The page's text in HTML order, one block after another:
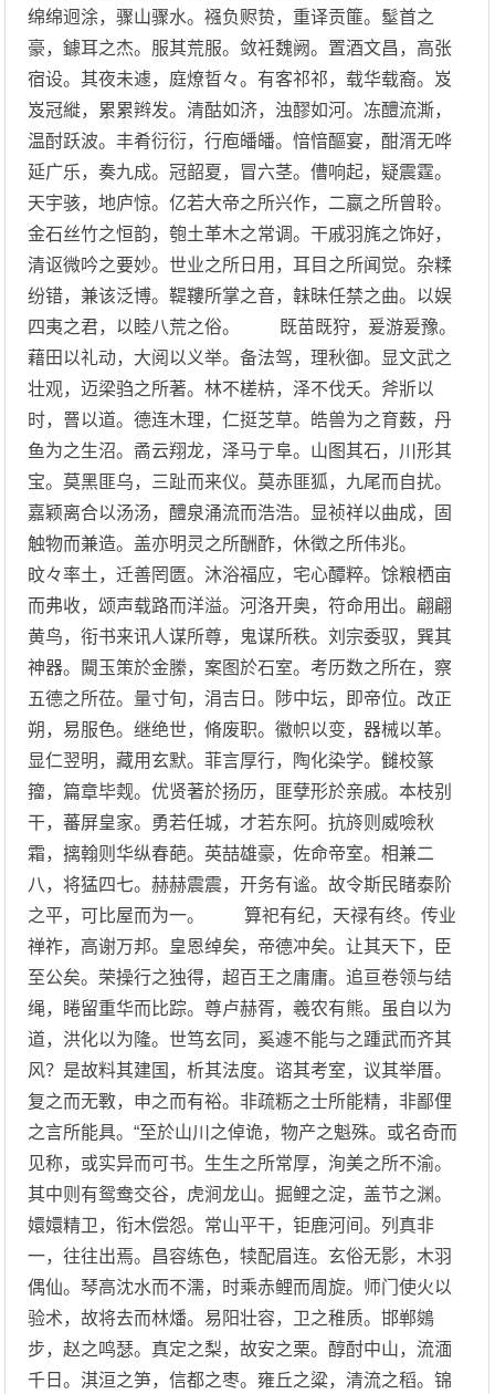
绵绵迥涂，骤山骤水。襁负赆贽，重译贡篚。髽首之
豪，鐻耳之杰。服其荒服。敛衽魏阙。置酒文昌，高张
宿设。其夜未遽，庭燎晢々。有客祁祁，载华载裔。岌
岌冠縰，累累辫发。清酤如济，浊醪如河。冻醴流澌，
温酎跃波。丰肴衍衍，行庖皤皤。愔愔醧宴，酣湑无哗
延广乐，奏九成。冠韶夏，冒六茎。傮响起，疑震霆。
天宇骇，地庐惊。亿若大帝之所兴作，二嬴之所曾聆。
金石丝竹之恒韵，匏土革木之常调。干戚羽旄之饰好，
清讴微吟之要妙。世业之所日用，耳目之所闻觉。杂糅
纷错，兼该泛博。鞮鞻所掌之音，韎昧任禁之曲。以娱
四夷之君，以睦八荒之俗。 既苗既狩，爰游爰豫。
藉田以礼动，大阅以义举。备法驾，理秋御。显文武之
壮观，迈梁驺之所著。林不槎枿，泽不伐夭。斧斨以
时，罾以道。德连木理，仁挺芝草。皓兽为之育薮，丹
鱼为之生沼。矞云翔龙，泽马亍阜。山图其石，川形其
宝。莫黑匪乌，三趾而来仪。莫赤匪狐，九尾而自扰。
嘉颖离合以汤汤，醴泉涌流而浩浩。显祯祥以曲成，固
触物而兼造。盖亦明灵之所酬酢，休徵之所伟兆。
旼々率土，迁善罔匮。沐浴福应，宅心醰粹。馀粮栖亩
而弗收，颂声载路而洋溢。河洛开奥，符命用出。翩翩
黄鸟，衔书来讯人谋所尊，鬼谋所秩。刘宗委驭，巽其
神器。闚玉策於金縢，案图於石室。考历数之所在，察
五德之所莅。量寸旬，涓吉日。陟中坛，即帝位。改正
朔，易服色。继绝世，脩废职。徽帜以变，器械以革。
显仁翌明，藏用玄默。菲言厚行，陶化染学。雠校篆
籀，篇章毕觌。优贤著於扬历，匪孽形於亲戚。本枝别
干，蕃屏皇家。勇若任城，才若东阿。抗旍则威噞秋
霜，摛翰则华纵春葩。英喆雄豪，佐命帝室。相兼二
八，将猛四七。赫赫震震，开务有谧。故令斯民睹泰阶
之平，可比屋而为一。 算祀有纪，天禄有终。传业
禅祚，高谢万邦。皇恩绰矣，帝德冲矣。让其天下，臣
至公矣。荣操行之独得，超百王之庸庸。追亘卷领与结
绳，睠留重华而比踪。尊卢赫胥，羲农有熊。虽自以为
道，洪化以为隆。世笃玄同，奚遽不能与之踵武而齐其
风？是故料其建国，析其法度。谘其考室，议其举厝。
复之而无斁，申之而有裕。非疏粝之士所能精，非鄙俚
之言所能具。“至於山川之倬诡，物产之魁殊。或名奇而
见称，或实异而可书。生生之所常厚，洵美之所不渝。
其中则有鸳鸯交谷，虎涧龙山。掘鲤之淀，盖节之渊。
嬛嬛精卫，衔木偿怨。常山平干，钜鹿河间。列真非
一，往往出焉。昌容练色，犊配眉连。玄俗无影，木羽
偶仙。琴高沈水而不濡，时乘赤鲤而周旋。师门使火以
验术，故将去而林燔。易阳壮容，卫之稚质。邯郸鵕
步，赵之鸣瑟。真定之梨，故安之栗。醇酎中山，流湎
千日。淇洹之笋，信都之枣。雍丘之粱，清流之稻。锦